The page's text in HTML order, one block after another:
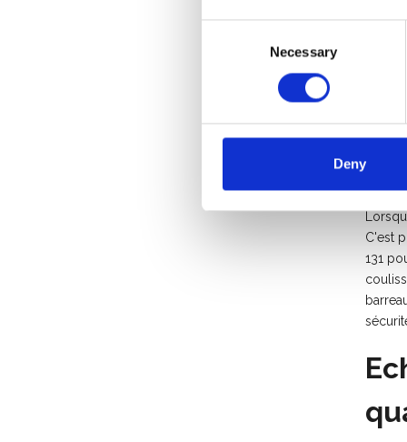
Necessary
Deny
C'est
131